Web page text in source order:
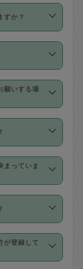
。3時間を
機能をご
いただくに
す。な
き等はござ
すか？
カジさん自
す。
最初は制限
ーの平均
高額が上
ます。
ド（Visa／
／
す。
ロフィー
なくても大
ード（Vプ
払にはご利
いませ
、依頼料
となりま
願いする場
期（毎週｜
頼は「ス
利用できま
ない代わ
セルは有償
以上のキャ
定期の場合
（1200
生し、依頼
いとなり
の詳細」に
まっていま
れも１回あ
物、料理、
よってで
ので、依頼
が登録して